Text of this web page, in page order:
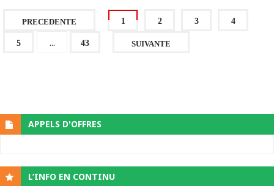
PRECEDENTE 1 2 3 4
5 ... 43 SUIVANTE
APPELS D'OFFRES
L’INFO EN CONTINU